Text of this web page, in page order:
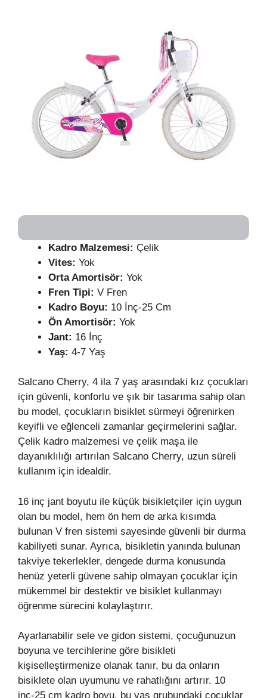
Kadro Malzemesi: Çelik
Vites: Yok
Orta Amortisör: Yok
Fren Tipi: V Fren
Kadro Boyu: 10 İnç-25 Cm
Ön Amortisör: Yok
Jant: 16 İnç
Yaş: 4-7 Yaş
Salcano Cherry, 4 ila 7 yaş arasındaki kız çocukları
için güvenli, konforlu ve şık bir tasarıma sahip olan
bu model, çocukların bisiklet sürmeyi öğrenirken
keyifli ve eğlenceli zamanlar geçirmelerini sağlar.
Çelik kadro malzemesi ve çelik maşa ile
dayanıklılığı artırılan Salcano Cherry, uzun süreli
kullanım için idealdir.
16 inç jant boyutu ile küçük bisikletçiler için uygun
olan bu model, hem ön hem de arka kısımda
bulunan V fren sistemi sayesinde güvenli bir durma
kabiliyeti sunar. Ayrıca, bisikletin yanında bulunan
takviye tekerlekler, dengede durma konusunda
henüz yeterli güvene sahip olmayan çocuklar için
mükemmel bir destektir ve bisiklet kullanmayı
öğrenme sürecini kolaylaştırır.
Ayarlanabilir sele ve gidon sistemi, çocuğunuzun
boyuna ve tercihlerine göre bisikleti
kişiselleştirmenize olanak tanır, bu da onların
bisiklete olan uyumunu ve rahatlığını artırır. 10
inç-25 cm kadro boyu, bu yaş grubundaki çocuklar